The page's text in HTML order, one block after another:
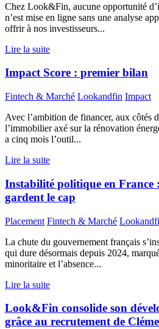
Chez Look&Fin, aucune opportunité
n’est mise en ligne sans une analyse
offrir à nos investisseurs...
Lire la suite
Impact Score : premier bilan
Fintech & Marché Lookandfin Impact
Avec l’ambition de financer, aux côtés
l’immobilier axé sur la rénovation
a cinq mois l’outil...
Lire la suite
Instabilité politique en France
gardent le cap
Placement Fintech & Marché
La chute du gouvernement français
qui dure désormais depuis 2024,
minoritaire et l’absence...
Lire la suite
Look&Fin consolide son
grâce au recrutement de